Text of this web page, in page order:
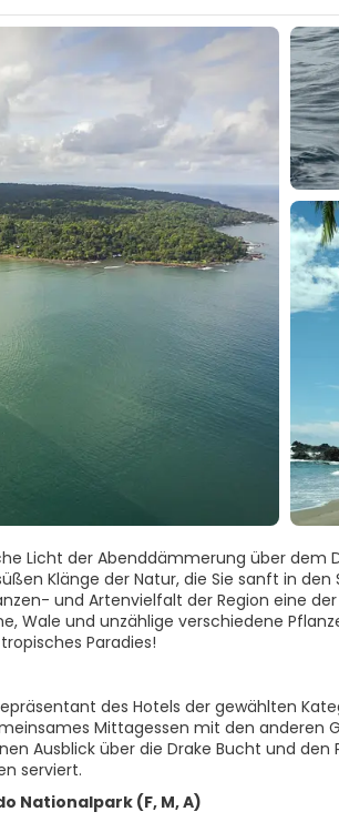
Licht der Abenddämmerung über
Klänge der Natur, die Sie sanft in
und Artenvielfalt der Region eine
Wale und unzählige verschiedene
Paradies!
des Hotels der gewählten
Mittagessen mit den anderen
Ausblick über die Drake Bucht und
serviert.
Nationalpark (F, M, A)